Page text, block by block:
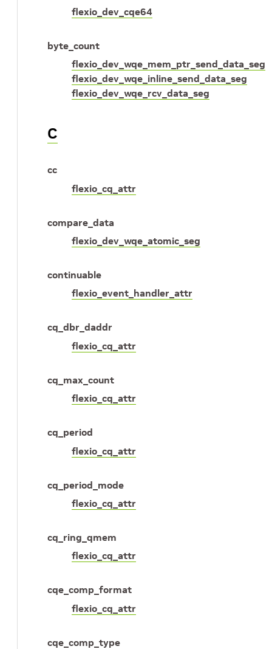
flexio_dev_cqe64
byte_count
flexio_dev_wqe_mem_ptr_send_data_seg
flexio_dev_wqe_inline_send_data_seg
flexio_dev_wqe_rcv_data_seg
C
cc
flexio_cq_attr
compare_data
flexio_dev_wqe_atomic_seg
continuable
flexio_event_handler_attr
cq_dbr_daddr
flexio_cq_attr
cq_max_count
flexio_cq_attr
cq_period
flexio_cq_attr
cq_period_mode
flexio_cq_attr
cq_ring_qmem
flexio_cq_attr
cqe_comp_format
flexio_cq_attr
cqe_comp_type